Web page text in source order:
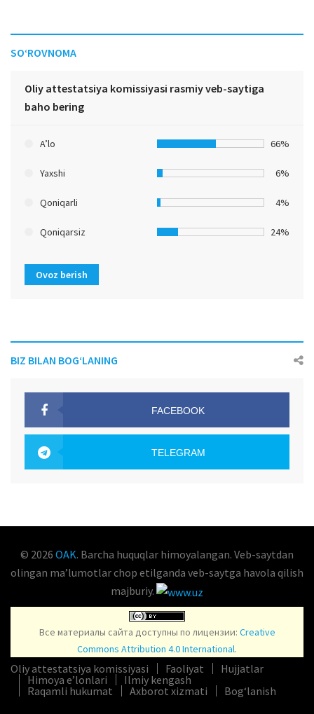
SO‘ROVNOMA
Oliy attestatsiya komissiyasi rasmiy veb-saytiga
baho bering
A’lo 66%
Yaxshi 6%
Qoniqarli 4%
Qoniqarsiz 24%
Ovoz berish
BIZ BILAN BOG‘LANING
FACEBOOK
TELEGRAM
© 2026 OAK. Barcha huquqlar himoyalangan. Veb-saytdan
olingan maʼlumotlar chop etilganda veb-saytga havola qilish
majburiy.
Все материалы сайта доступны по лицензии: Creative
Commons Attribution 4.0 International.
Oliy attestatsiya komissiyasi Faoliyat
Hujjatlar
Himoya e’lonlari
Ilmiy kengash
Raqamli hukumat
Axborot xizmati Bog‘lanish